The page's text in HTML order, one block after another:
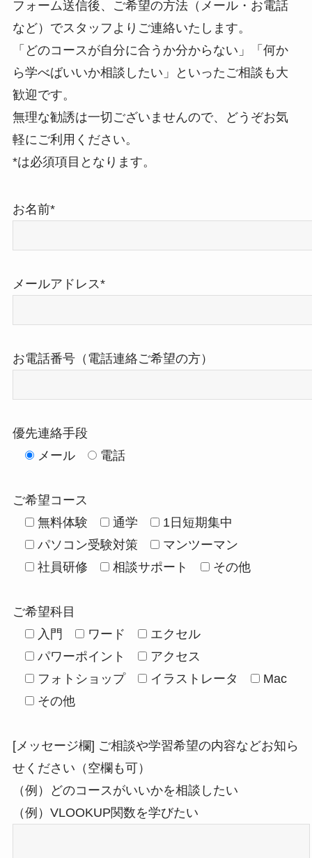
フォーム送信後、ご希望の方法（メール・お電話
など）でスタッフよりご連絡いたします。
「どのコースが自分に合うか分からない」「何か
ら学べばいいか相談したい」といったご相談も大
歓迎です。
無理な勧誘は一切ございませんので、どうぞお気
軽にご利用ください。
*は必須項目となります。
お名前*
メールアドレス*
お電話番号（電話連絡ご希望の方）
優先連絡手段
メール
電話
ご希望コース
無料体験
通学
1日短期集中
パソコン受験対策
マンツーマン
社員研修
相談サポート その他
ご希望科目
入門
ワード
エクセル
パワーポイント
アクセス
フォトショップ
イラストレータ
Mac
その他
[メッセージ欄] ご相談や学習希望の内容などお知ら
せください（空欄も可）
（例）どのコースがいいかを相談したい
（例）VLOOKUP関数を学びたい